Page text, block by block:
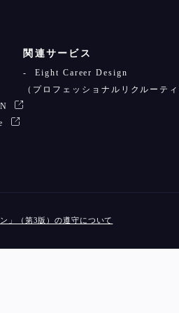
関連サービス
Eight Career Design
（プロフェッショナルリクルーテ
」（第3版）の遵守について